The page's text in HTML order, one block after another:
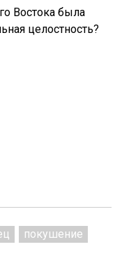
Востока была
целостность?
покушение